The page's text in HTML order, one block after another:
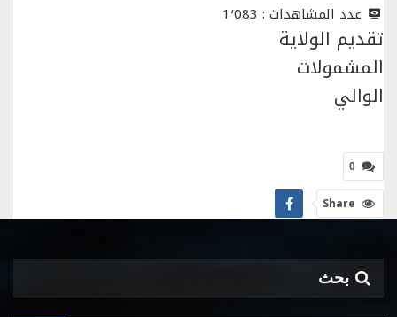
عدد المشاهدات : 1٬083
تقديم الولاية
المشمولات
الوالي
0
Share
بحث